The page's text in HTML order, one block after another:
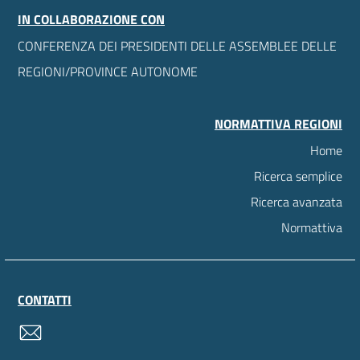
IN COLLABORAZIONE CON
CONFERENZA DEI PRESIDENTI DELLE ASSEMBLEE DELLE
REGIONI/PROVINCE AUTONOME
NORMATTIVA REGIONI
Home
Ricerca semplice
Ricerca avanzata
Normattiva
CONTATTI